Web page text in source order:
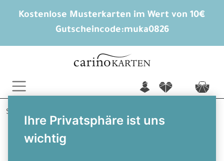
Kostenlose Musterkarten im Wert von 10€
Gutscheincode:muka0826
Ihre Privatsphäre ist uns
wichtig
n f c
Startseite
Positiver Steuerberater
Weihnachtskarten für Steuerberater